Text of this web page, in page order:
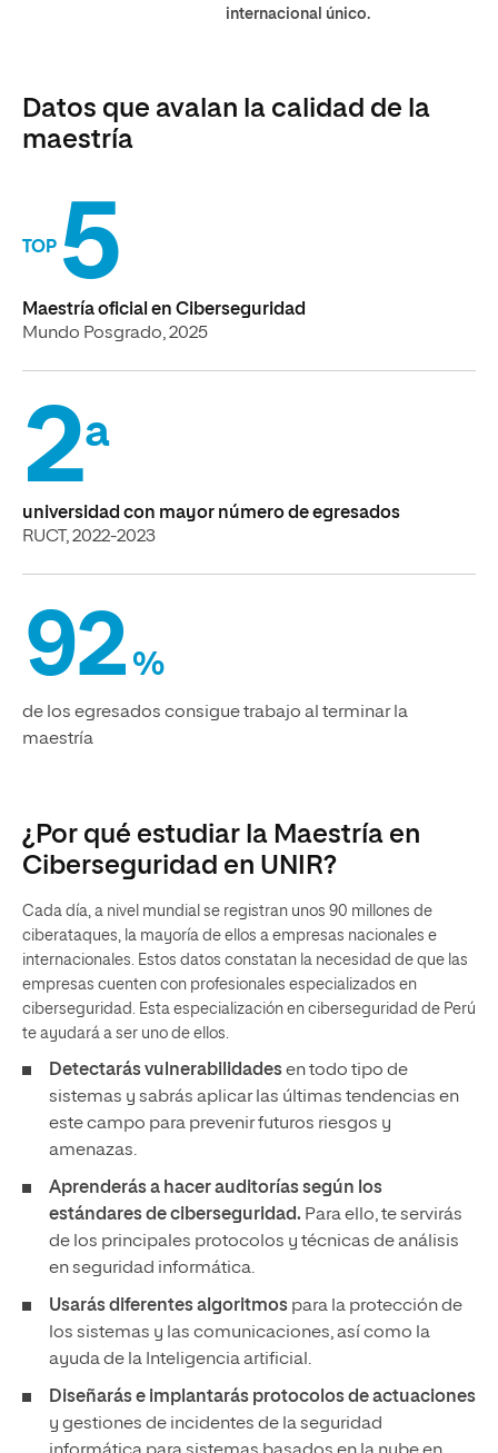
internacional único.
Datos que avalan la calidad de la
maestría
TOP 5
Maestría oficial en Ciberseguridad
Mundo Posgrado, 2025
2a
universidad con mayor número de egresados
RUCT, 2022-2023
92 %
de los egresados consigue trabajo al terminar la
maestría
¿Por qué estudiar la Maestría en
Ciberseguridad en UNIR?
Cada día, a nivel mundial se registran unos 90 millones de
ciberataques, la mayoría de ellos a empresas nacionales e
internacionales. Estos datos constatan la necesidad de que las
empresas cuenten con profesionales especializados en
ciberseguridad. Esta especialización en ciberseguridad de Perú
te ayudará a ser uno de ellos.
Detectarás vulnerabilidadesen todo tipo de
sistemas y sabrás aplicar las últimas tendencias en
este campo para prevenir futuros riesgos y
amenazas.
Aprenderás a hacer auditorías según los
estándares de ciberseguridad. Para ello, te servirás
de los principales protocolos y técnicas de análisis
en seguridad informática.
Usarás diferentes algoritmos para la protección de
los sistemas y las comunicaciones, así como la
ayuda de la Inteligencia artificial.
Diseñarás e implantarás protocolosde actuaciones
y gestiones de incidentes de la seguridad